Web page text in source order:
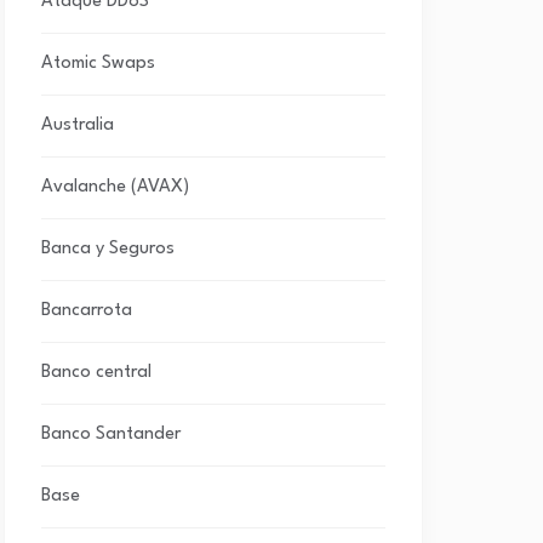
Atomic Swaps
Australia
Avalanche (AVAX)
Banca y Seguros
Bancarrota
Banco central
Banco Santander
Base